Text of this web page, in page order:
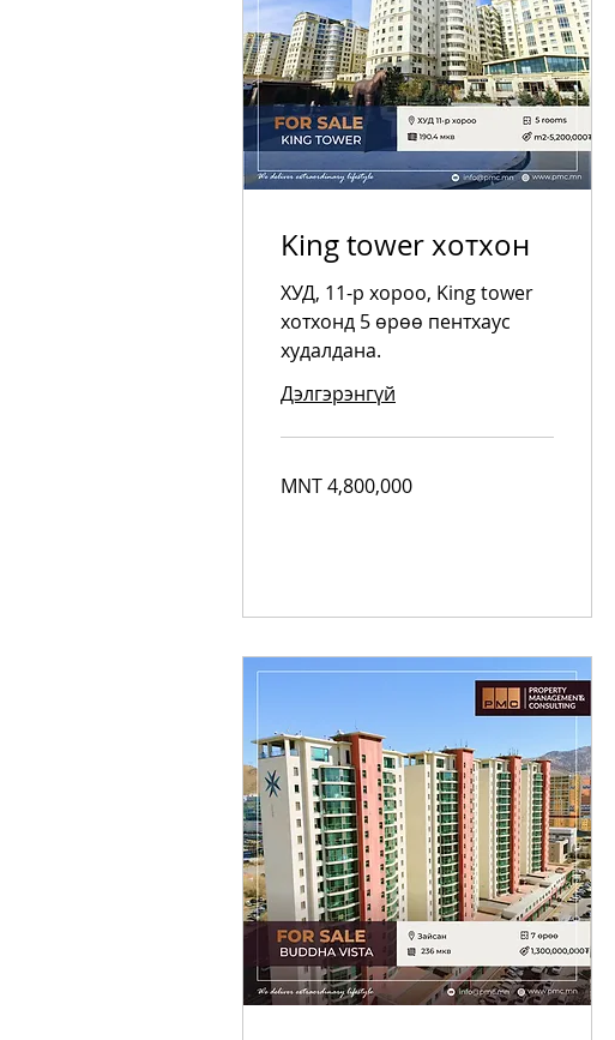
King tower хотхон
ХУД, 11-р хороо, King tower
хотхонд 5 өрөө пентхаус
худалдана.
Дэлгэрэнгүй
Mongolian
MNT 4,800,000